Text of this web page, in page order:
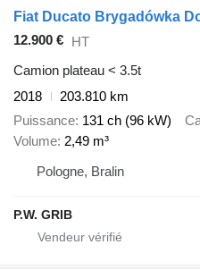
Fiat Ducato Brygadówka
12.900 € HT
Camion plateau < 3.5t
2018
203.810 km
Puissance 131 ch (96 kW)
Volume 2,49 m³
Pologne, Bralin
P.W. GRIB